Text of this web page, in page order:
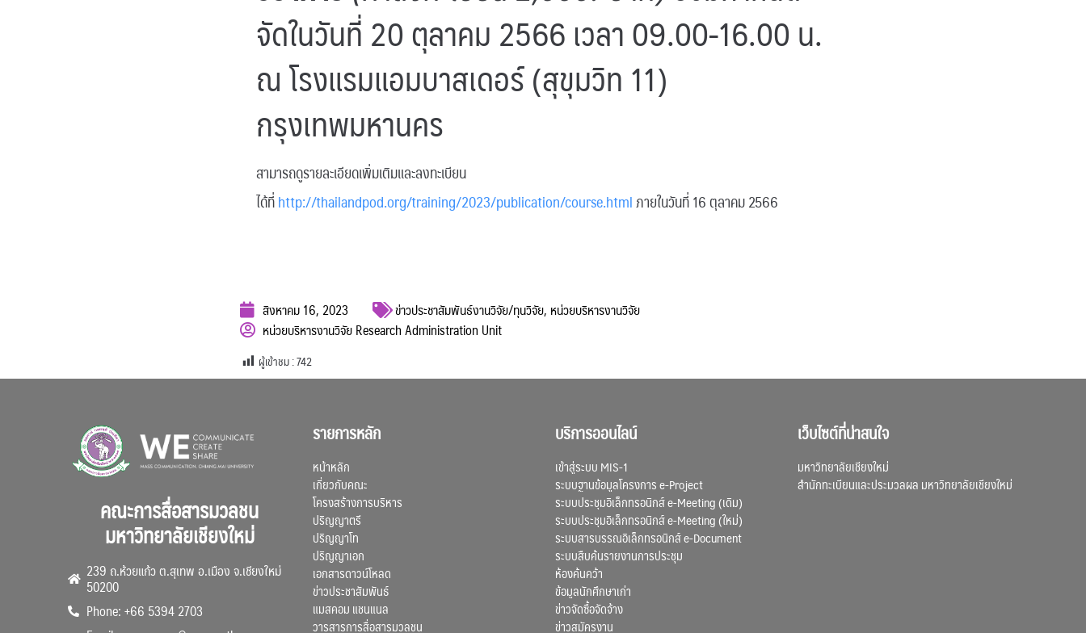
จัดในวันที่ 20 ตุลาคม 2566 เวลา 09.00-16.00 น.
ณ โรงแรมแอมบาสเดอร์ (สุขุมวิท 11)
กรุงเทพมหานคร
สามารถดูรายละเอียดเพิ่มเติมและลงทะเบียน
ได้ที่http://thailandpod.org/training/2023/publication/course.htmlภายในวันที่ 16 ตุลาคม 2566
สิงหาคม 16, 2023 ข่าวประชาสัมพันธ์งานวิจัย/ทุนวิจัย, หน่วยบริหารงานวิจัย
หน่วยบริหารงานวิจัย Research Administration Unit
ผู้เข้าชม :742
คณะการสื่อสารมวลชน
มหาวิทยาลัยเชียงใหม่
239 ถ.ห้วยแก้ว ต.สุเทพ อ.เมือง จ.เชียงใหม่
50200
Phone: +66 5394 2703
รายการหลัก
หน้าหลัก
เกี่ยวกับคณะ
โครงสร้างการบริหาร
ปริญญาตรี
ปริญญาโท
ปริญญาเอก
เอกสารดาวน์โหลด
ข่าวประชาสัมพันธ์
แมสคอม แชนแนล
วารสารการสื่อสารมวลชน
บริการออนไลน์
เข้าสู่ระบบ MIS-1
ระบบฐานข้อมูลโครงการ e-Project
ระบบประชุมอิเล็กทรอนิกส์ e-Meeting (เดิม)
ระบบประชุมอิเล็กทรอนิกส์ e-Meeting (ใหม่)
ระบบสารบรรณอิเล็กทรอนิกส์ e-Document
ระบบสืบค้นรายงานการประชุม
ห้องค้นคว้า
ข้อมูลนักศึกษาเก่า
ข่าวจัดซื้อจัดจ้าง
ข่าวสมัครงาน
เว็บไซต์ที่น่าสนใจ
มหาวิทยาลัยเชียงใหม่
สำนักทะเบียนและประมวลผล มหาวิทยาลัยเชียงใหม่